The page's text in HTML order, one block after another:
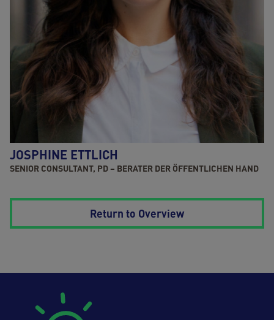
JOSPHINE ETTLICH
SENIOR CONSULTANT, PD – BERATER DER ÖFFENTLICHEN HAND
Return to Overview